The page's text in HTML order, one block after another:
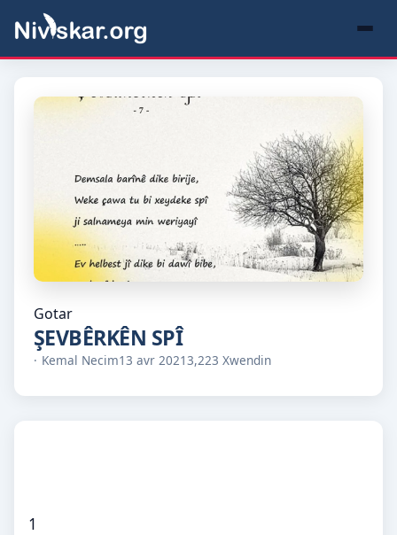
Gotar
ŞEVBÊRKÊN SPÎ
Kemal Necim13 avr 20213,223 Xwendin
1